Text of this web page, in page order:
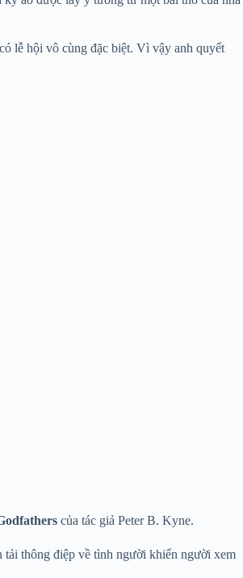
lễ hội vô cùng đặc biệt. Vì vậy anh quyết
của tác giả Peter B. Kyne.
tải thông điệp về tình người khiến người xem